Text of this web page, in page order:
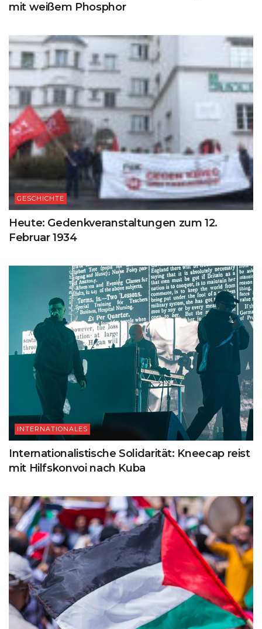
mit weißem Phosphor
GESCHICHTE
Heute: Gedenkveranstaltungen zum 12.
Februar 1934
INTERNATIONALES
Internationalistische Solidarität: Kneecap reist
mit Hilfskonvoi nach Kuba